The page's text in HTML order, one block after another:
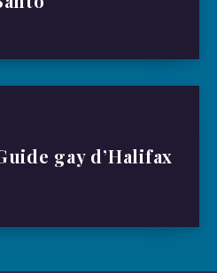
gay d’Halifax